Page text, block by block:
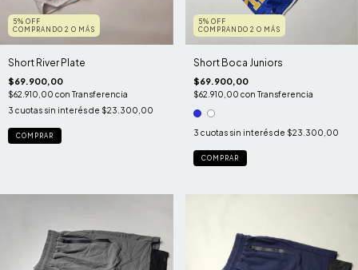
5% OFF
COMPRANDO 2 O MÁS
Short River Plate
$69.900,00
$62.910,00 con Transferencia
3 cuotas sin interés de $23.300,00
COMPRAR
5% OFF
COMPRANDO 2 O MÁS
Short Boca Juniors
$69.900,00
$62.910,00 con Transferencia
3 cuotas sin interés de $23.300,00
COMPRAR